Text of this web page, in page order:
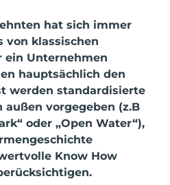
hat sich immer
von klassischen
ein Unternehmen
hauptsächlich den
werden standardisierte
vorgegeben (z.B
oder „Open Water“),
Know How